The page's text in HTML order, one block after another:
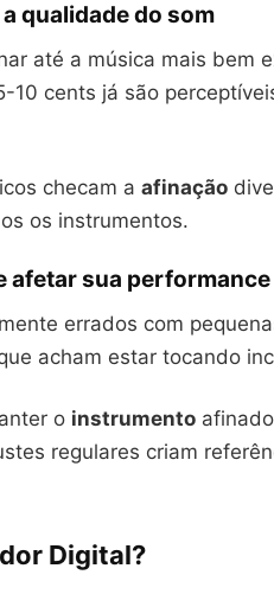
qualidade do som
até a música mais bem
10 cents já são
checam a afinação
os instrumentos.
afetar sua performance
errados com
acham estar tocando
o instrumento
regulares criam
Digital?